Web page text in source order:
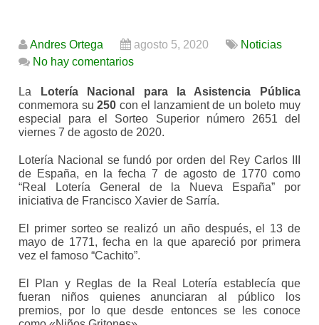
Andres Ortega agosto 5, 2020
Noticias
No hay comentarios
La
Lotería Nacional para la Asistencia Pública
conmemora su250 con el lanzamient de un boleto muy
especial para el Sorteo Superior número 2651 del
viernes 7 de agosto de 2020.
Lotería Nacional se fundó por orden del Rey Carlos III
de España, en la fecha 7 de agosto de 1770 como
“Real Lotería General de la Nueva España” por
iniciativa de Francisco Xavier de Sarría.
El primer sorteo se realizó un año después, el 13 de
mayo de 1771, fecha en la que apareció por primera
vez el famoso “Cachito”.
El Plan y Reglas de la Real Lotería establecía que
fueran niños quienes anunciaran al público los
premios, por lo que desde entonces se les conoce